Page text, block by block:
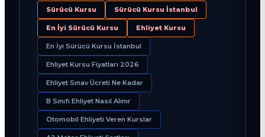
Sürücü Kursu Sürücü Kursu İstanbul
En İyi Sürücü Kursu Ehliyet Kursu
En İyi Sürücü Kursu İstanbul
Ehliyet Kursu Fiyatları 2026
Ehliyet Sınav Ücreti Ne Kadar
B Sınıfı Ehliyet Nasıl Alınır
Otomobil Ehliyeti Veren Kurslar